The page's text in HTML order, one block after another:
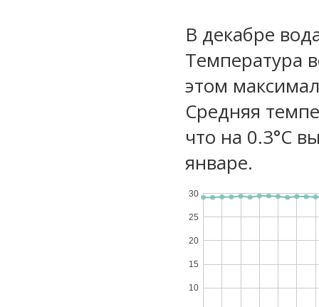
В декабре
Температура
этом
Средняя
что на 0.3°C
январе.
10
15
20
25
30